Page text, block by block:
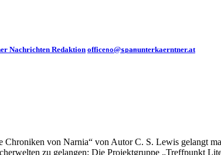
Nachrichten Redaktionofficeno@spamunterkaerntner.at
Chroniken von Narnia“ von Autor C. S. Lewis gelangt
zu gelangen: Die Projektgruppe „Treffpunkt